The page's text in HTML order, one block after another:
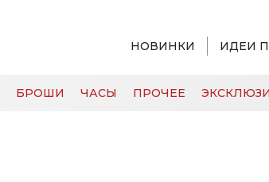
НОВИНКИ ИДЕИ
БРОШИ ЧАСЫ ПРОЧЕЕ